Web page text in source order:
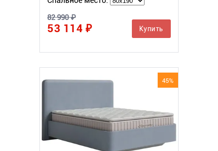
82 990 ₽
53 114 ₽ Купить
45%